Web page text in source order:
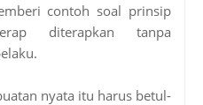
contoh soal prinsip
diterapkan tanpa
nyata itu harus betul-